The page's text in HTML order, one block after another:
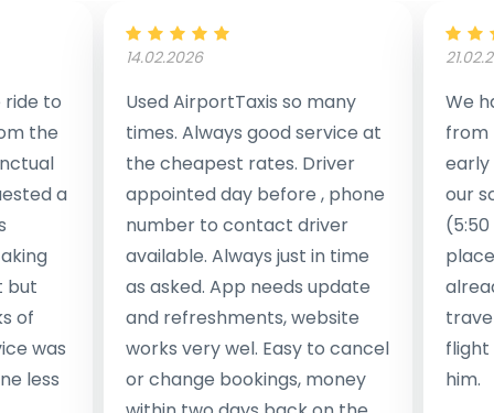
to
the
a
but
of
was
less
14.02.2026
Used AirportTaxis so many
times. Always good service at
the cheapest rates. Driver
appointed day before , phone
number to contact driver
available. Always just in time
as asked. App needs update
and refreshments, website
works very wel. Easy to cancel
or change bookings, money
We
from
early
our
flight
him.